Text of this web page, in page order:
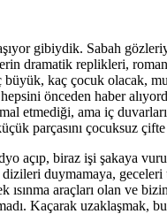
gibiydik. Sabah
dramatik replikleri,
kaç çocuk olacak,
önceden haber
etmediği, ama iç
parçasını çocuksuz
açıp, biraz işi şakaya
duymamaya, geceleri
araçları olan ve
Kaçarak uzaklaşmak,